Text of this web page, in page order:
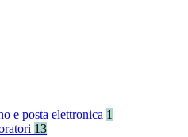
e posta elettronica 1
13